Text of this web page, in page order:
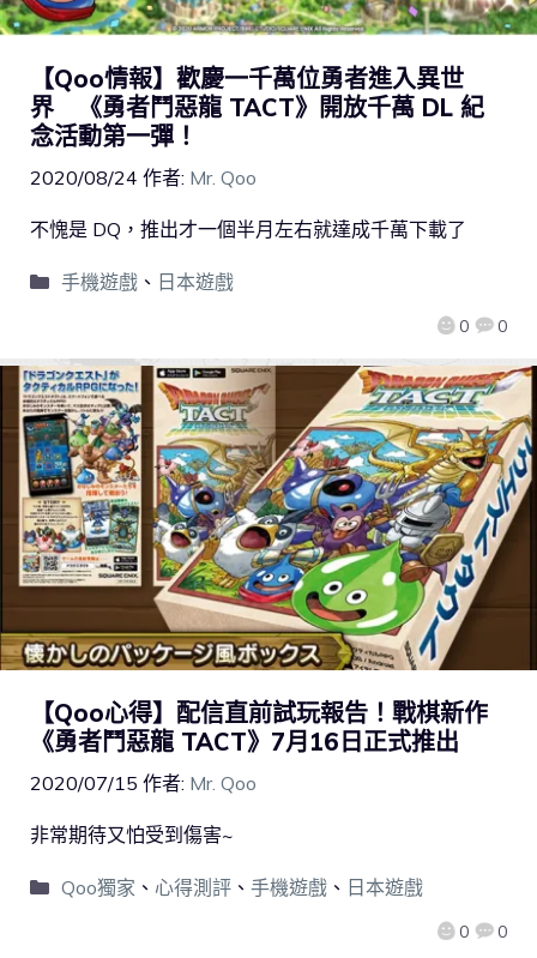
【Qoo情報】歡慶一千萬位勇者進入異世
界 《勇者鬥惡龍 TACT》開放千萬 DL 紀
念活動第一彈！
2020/08/24 作者: Mr. Qoo
0 0
不愧是 DQ，推出才一個半月左右就達成千萬下載了
手機遊戲、 日本遊戲
【Qoo心得】配信直前試玩報告！戰棋新作
《勇者鬥惡龍 TACT》7月16日正式推出
2020/07/15 作者: Mr. Qoo
0 0
非常期待又怕受到傷害~
Qoo獨家 、 心得測評、 手機遊戲、 日本遊戲